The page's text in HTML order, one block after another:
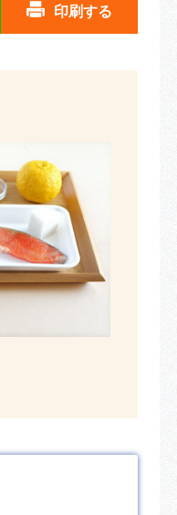
印刷する